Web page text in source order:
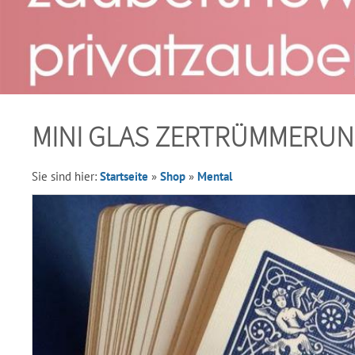
MINI GLAS
Sie sind hier: Startseite » Shop » Mental